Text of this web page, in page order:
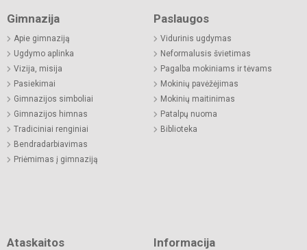
Gimnazija
Apie gimnaziją
Ugdymo aplinka
Vizija, misija
Pasiekimai
Gimnazijos simboliai
Gimnazijos himnas
Tradiciniai renginiai
Bendradarbiavimas
Priėmimas į gimnaziją
Paslaugos
Vidurinis ugdymas
Neformalusis švietimas
Pagalba mokiniams ir tėvams
Mokinių pavėžėjimas
Mokinių maitinimas
Patalpų nuoma
Biblioteka
Ataskaitos Informacija